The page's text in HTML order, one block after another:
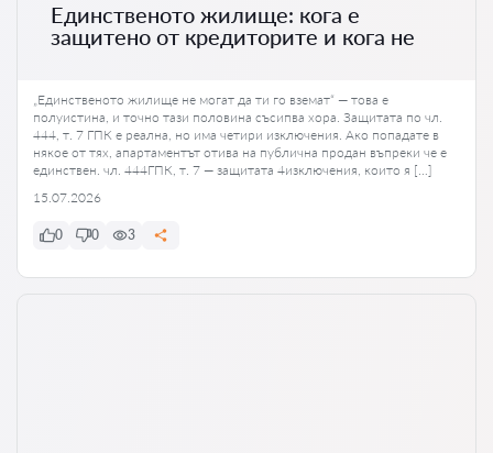
Единственото жилище: кога е
защитено от кредиторите и кога не
„Единственото жилище не могат да ти го вземат“ — това е
полуистина, и точно тази половина съсипва хора. Защитата по чл.
444, т. 7 ГПК е реална, но има четири изключения. Ако попадате в
някое от тях, апартаментът отива на публична продан въпреки че е
единствен. чл. 444ГПК, т. 7 — защитата 4изключения, които я […]
15.07.2026
0 0 3